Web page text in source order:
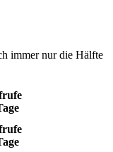
immer nur die Hälfte